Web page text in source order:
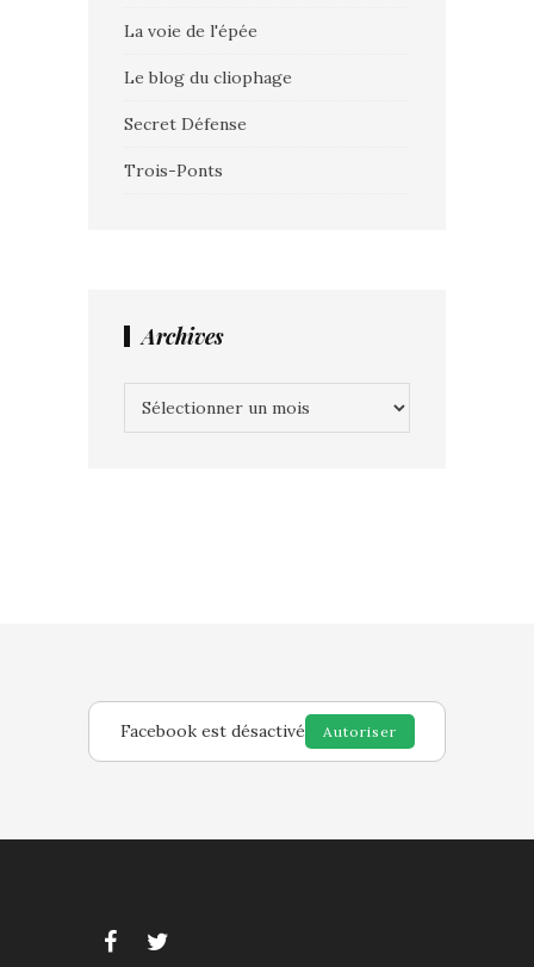
La voie de l'épée
Le blog du cliophage
Secret Défense
Trois-Ponts
Archives
Facebook est désactivé Autoriser